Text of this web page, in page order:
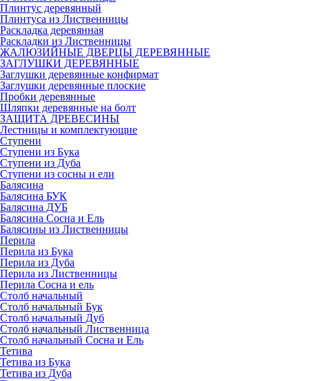
Плинтус деревянный
Плинтуса из Лиственницы
Раскладка деревянная
Раскладки из Лиственницы
ЖАЛЮЗИЙНЫЕ ДВЕРЦЫ ДЕРЕВЯННЫЕ
ЗАГЛУШКИ ДЕРЕВЯННЫЕ
Заглушки деревянные конфирмат
Заглушки деревянные плоские
Пробки деревянные
Шляпки деревянные на болт
ЗАЩИТА ДРЕВЕСИНЫ
Лестницы и комплектующие
Ступени
Ступени из Бука
Ступени из Дуба
Ступени из сосны и ели
Балясина
Балясина БУК
Балясина ДУБ
Балясина Сосна и Ель
Балясины из Лиственницы
Перила
Перила из Бука
Перила из Дуба
Перила из Лиственницы
Перила Сосна и ель
Столб начальный
Столб начальный Бук
Столб начальный Дуб
Столб начальный Лиственница
Столб начальный Сосна и Ель
Тетива
Тетива из Бука
Тетива из Дуба